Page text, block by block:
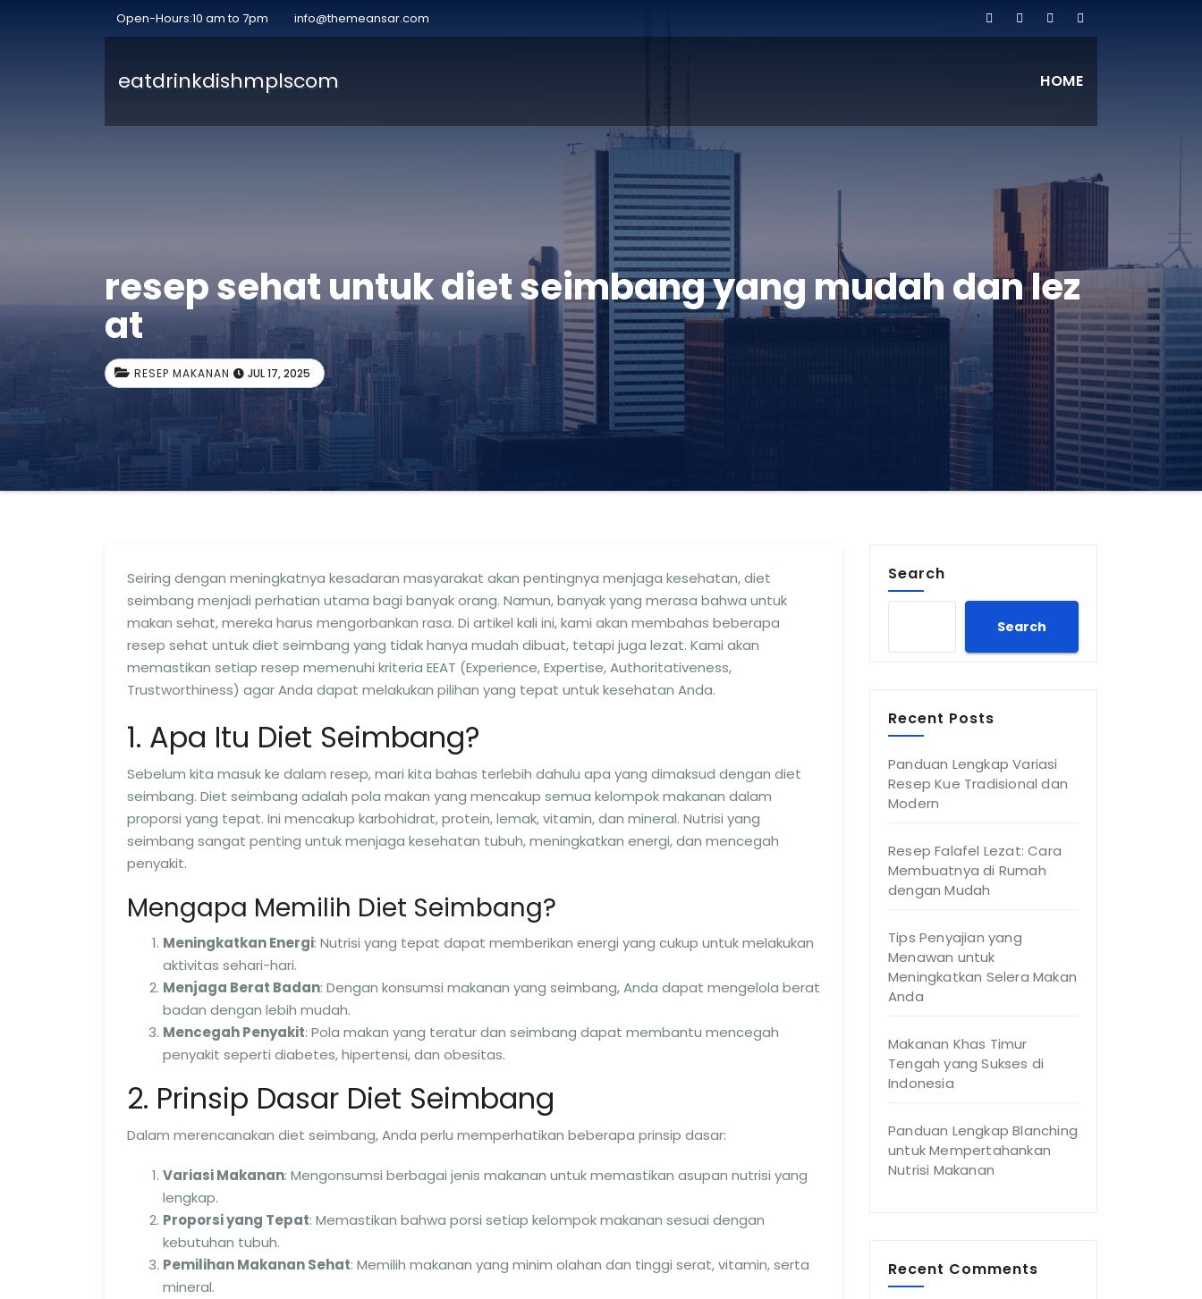
Open-Hours:10 am to 7pm info@themeansar.com
eatdrinkdishmplscom HOME
resep sehat untuk diet seimbang yang mudah dan lez
at
RESEP MAKANAN JUL 17, 2025
Seiring dengan meningkatnya kesadaran masyarakat akan pentingnya menjaga kesehatan, diet
seimbang menjadi perhatian utama bagi banyak orang. Namun, banyak yang merasa bahwa untuk
makan sehat, mereka harus mengorbankan rasa. Di artikel kali ini, kami akan membahas beberapa
resep sehat untuk diet seimbang yang tidak hanya mudah dibuat, tetapi juga lezat. Kami akan
memastikan setiap resep memenuhi kriteria EEAT (Experience, Expertise, Authoritativeness,
Trustworthiness) agar Anda dapat melakukan pilihan yang tepat untuk kesehatan Anda.
1. Apa Itu Diet Seimbang?
Sebelum kita masuk ke dalam resep, mari kita bahas terlebih dahulu apa yang dimaksud dengan diet
seimbang. Diet seimbang adalah pola makan yang mencakup semua kelompok makanan dalam
proporsi yang tepat. Ini mencakup karbohidrat, protein, lemak, vitamin, dan mineral. Nutrisi yang
seimbang sangat penting untuk menjaga kesehatan tubuh, meningkatkan energi, dan mencegah
penyakit.
Mengapa Memilih Diet Seimbang?
Meningkatkan Energi: Nutrisi yang tepat dapat memberikan energi yang cukup untuk melakukan
aktivitas sehari-hari.
Menjaga Berat Badan: Dengan konsumsi makanan yang seimbang, Anda dapat mengelola berat
badan dengan lebih mudah.
Mencegah Penyakit: Pola makan yang teratur dan seimbang dapat membantu mencegah
penyakit seperti diabetes, hipertensi, dan obesitas.
2. Prinsip Dasar Diet Seimbang
Dalam merencanakan diet seimbang, Anda perlu memperhatikan beberapa prinsip dasar:
Variasi Makanan: Mengonsumsi berbagai jenis makanan untuk memastikan asupan nutrisi yang
lengkap.
Proporsi yang Tepat: Memastikan bahwa porsi setiap kelompok makanan sesuai dengan
kebutuhan tubuh.
Pemilihan Makanan Sehat: Memilih makanan yang minim olahan dan tinggi serat, vitamin, serta
mineral.
Search
Search
Recent Posts
Panduan Lengkap Variasi
Resep Kue Tradisional dan
Modern
Resep Falafel Lezat: Cara
Membuatnya di Rumah
dengan Mudah
Tips Penyajian yang
Menawan untuk
Meningkatkan Selera Makan
Anda
Makanan Khas Timur
Tengah yang Sukses di
Indonesia
Panduan Lengkap Blanching
untuk Mempertahankan
Nutrisi Makanan
Recent Comments